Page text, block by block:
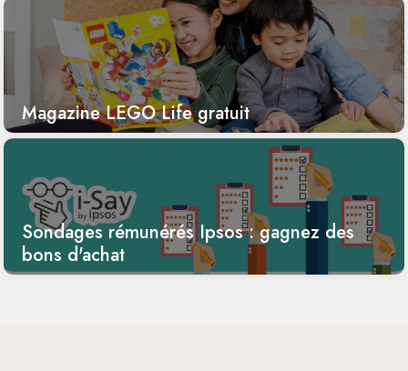
Magazine LEGO Life gratuit
Sondages rémunérés Ipsos : gagnez des
bons d'achat